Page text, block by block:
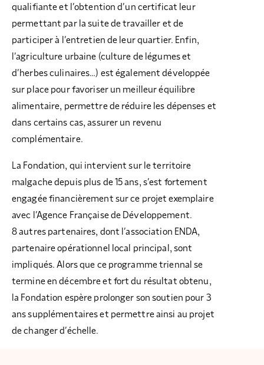
qualifiante et l’obtention d’un certificat leur
permettant par la suite de travailler et de
participer à l’entretien de leur quartier. Enfin,
l’agriculture urbaine (culture de légumes et
d’herbes culinaires…) est également développée
sur place pour favoriser un meilleur équilibre
alimentaire, permettre de réduire les dépenses et
dans certains cas, assurer un revenu
complémentaire.
La Fondation, qui intervient sur le territoire
malgache depuis plus de 15 ans, s’est fortement
engagée financièrement sur ce projet exemplaire
avec l’Agence Française de Développement.
8 autres partenaires, dont l’association ENDA,
partenaire opérationnel local principal, sont
impliqués. Alors que ce programme triennal se
termine en décembre et fort du résultat obtenu,
la Fondation espère prolonger son soutien pour 3
ans supplémentaires et permettre ainsi au projet
de changer d’échelle.